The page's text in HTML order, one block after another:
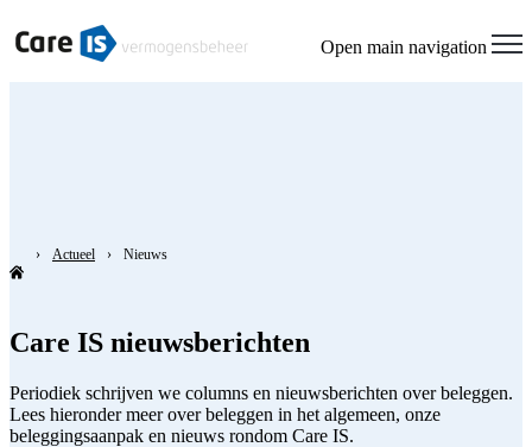
Open main navigation
Actueel Nieuws
Care IS nieuwsberichten
Periodiek schrijven we columns en nieuwsberichten over beleggen.
Lees hieronder meer over beleggen in het algemeen, onze
beleggingsaanpak en nieuws rondom Care IS.